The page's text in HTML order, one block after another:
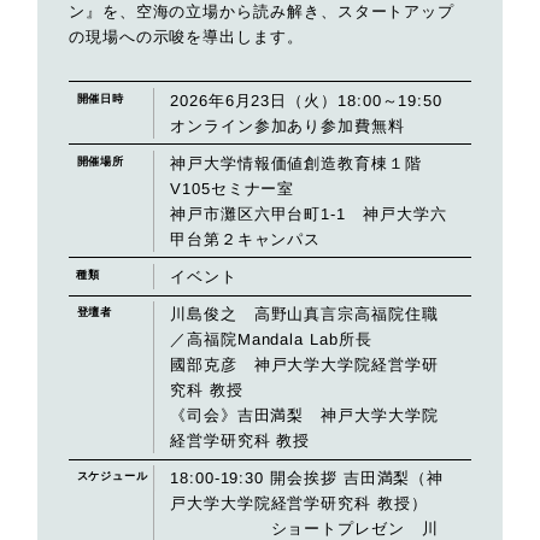
ン』を、空海の立場から読み解き、スタートアップ
の現場への示唆を導出します。
開催日時 2026年6月23日（火）18:00～19:50
オンライン参加あり参加費無料
開催場所 神戸大学情報価値創造教育棟１階
V105セミナー室
神戸市灘区六甲台町1-1 神戸大学六
甲台第２キャンパス
種類 イベント
登壇者 川島俊之 高野山真言宗高福院住職
／高福院Mandala Lab所長
國部克彦 神戸大学大学院経営学研
究科 教授
《司会》吉田満梨 神戸大学大学院
経営学研究科 教授
スケジュール 18:00-19:30 開会挨拶 吉田満梨（神
戸大学大学院経営学研究科 教授）
ショートプレゼン 川